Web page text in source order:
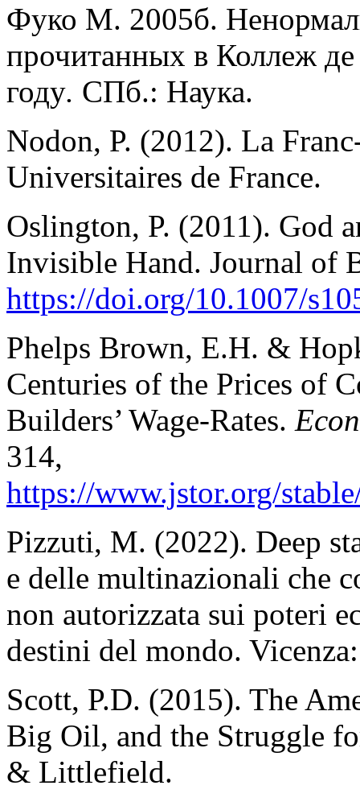
Фуко М. 2005б.
прочитанных в Коллеж
году. СПб.: Наука.
Nodon, P. (2012). La
Universitaires de France.
Oslington, P. (2011). God
Invisible Hand. Journal of
https://doi.org/10.1007/
Phelps Brown, E.H. &
Centuries of the Prices of
Builders’ Wage-Rates.
314,
https://www.jstor.org/
Pizzuti, M. (2022). Deep
e delle multinazionali che
non autorizzata sui poteri
destini del mondo.
Scott, P.D. (2015). The
Big Oil, and the Struggle
& Littlefield.